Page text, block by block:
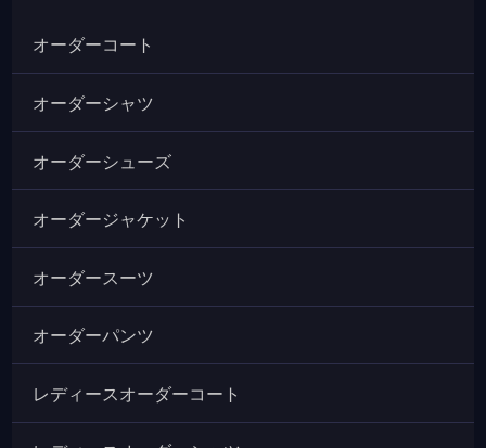
オーダーコート
オーダーシャツ
オーダーシューズ
オーダージャケット
オーダースーツ
オーダーパンツ
レディースオーダーコート